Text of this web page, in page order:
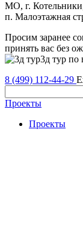
МО, г.
п. Малоэтажная
Просим заранее
принять вас без
3д тур по
8 (499) 112-44-29
Проекты
Проекты